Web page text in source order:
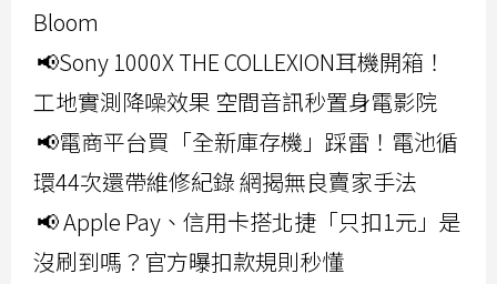
Bloom
📢Sony 1000X THE COLLEXION耳機開箱！
工地實測降噪效果 空間音訊秒置身電影院
📢電商平台買「全新庫存機」踩雷！電池循
環44次還帶維修紀錄 網揭無良賣家手法
📢 Apple Pay、信用卡搭北捷「只扣1元」是
沒刷到嗎？官方曝扣款規則秒懂